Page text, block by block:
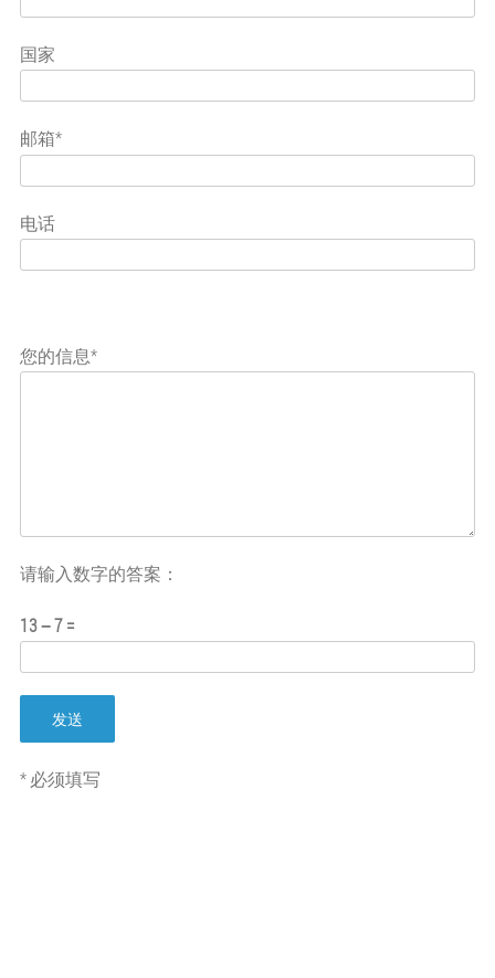
国家
邮箱*
电话
this
leave
您的信息*
请输入数字的答案：
13 − 7 =
* 必须填写